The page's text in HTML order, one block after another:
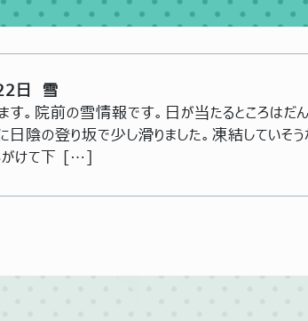
日 雪
す。院前の雪情報です。日が当たるところはだ
陰の登り坂で少し滑りました。凍結していそ
けて下 […]